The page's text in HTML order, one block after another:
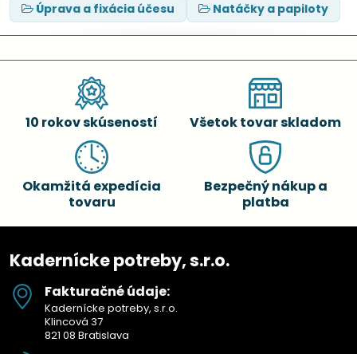
Úprava a fixácia účesu
Natáčky a papiloty
10 rokov skúseností Všetok tovar skladom
Okamžitá expedícia
tovaru
Bezpečný nákup a
platba
Kadernícke potreby, s.r.o.
Fakturačné údaje:
Kadernícke potreby, s.r.o.
Klincová 37
821 08 Bratislava